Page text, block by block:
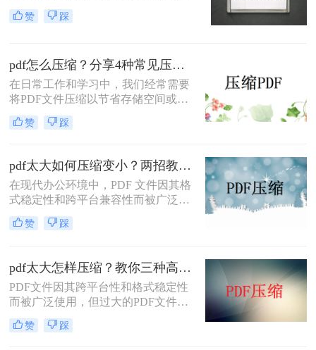
享的情况。那么pdf过大上传不了怎么
压缩变小呢？为了帮助您轻松应对这
赞 踩
pdf怎么压缩？分享4种常见压缩方法！
在日常工作和学习中，我们经常需要
将PDF文件压缩以节省存储空间或加
快传输速度。那么pdf怎么压缩呢？本
文将介绍几种常见的PDF压缩方法。
赞 踩
pdf太大如何压缩变小？两招教你轻松压缩！
在现代办公环境中，PDF 文件因其格
式稳定性和跨平台兼容性而被广泛使
用。然而，当这些文件变得过大时，
它们不仅占用大量存储空间，而且在
传到某些平台。因此，掌握pdf太大如
何压缩变小是十分必要的。本文将介
绍两种实用的方法来解决这个问题，
帮助您轻松完成 PDF 文件的压缩。
赞 踩
pdf太大怎样压缩？教你三种高效方法！
PDF文件因其跨平台性和格式稳定性
而被广泛使用，但过大的PDF文件不
仅占用存储空间，还会影响传输速度
和加载速度。为了解决pdf太大怎样压
赞 踩